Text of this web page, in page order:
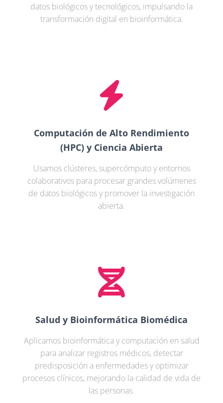
datos biológicos y tecnológicos, impulsando la
transformación digital en bioinformática.
Computación de Alto Rendimiento
(HPC) y Ciencia Abierta
Usamos clústeres, supercómputo y entornos
colaborativos para procesar grandes volúmenes
de datos biológicos y promover la investigación
abierta.
Salud y Bioinformática Biomédica
Aplicamos bioinformática y computación en salud
para analizar registros médicos, detectar
predisposición a enfermedades y optimizar
procesos clínicos, mejorando la calidad de vida de
las personas.